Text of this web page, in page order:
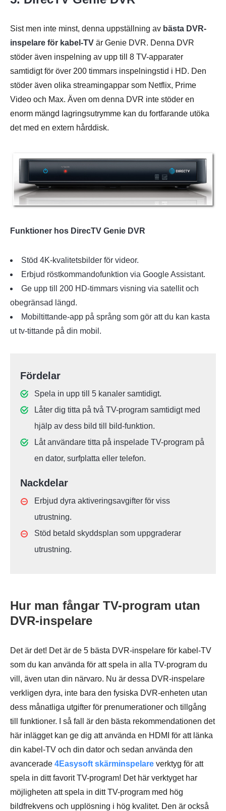
Sist men inte minst, denna uppställning av bästa DVR-
inspelare för kabel-TV är Genie DVR. Denna DVR
stöder även inspelning av upp till 8 TV-apparater
samtidigt för över 200 timmars inspelningstid i HD. Den
stöder även olika streamingappar som Netflix, Prime
Video och Max. Även om denna DVR inte stöder en
enorm mängd lagringsutrymme kan du fortfarande utöka
det med en extern hårddisk.
Funktioner hos DirecTV Genie DVR
Stöd 4K-kvalitetsbilder för videor.
Erbjud röstkommandofunktion via Google Assistant.
Ge upp till 200 HD-timmars visning via satellit och
obegränsad längd.
Mobiltittande-app på språng som gör att du kan kasta
ut tv-tittande på din mobil.
Fördelar
Spela in upp till 5 kanaler samtidigt.
Låter dig titta på två TV-program samtidigt med
hjälp av dess bild till bild-funktion.
Låt användare titta på inspelade TV-program på
en dator, surfplatta eller telefon.
Nackdelar
Erbjud dyra aktiveringsavgifter för viss
utrustning.
Stöd betald skyddsplan som uppgraderar
utrustning.
Hur man fångar TV-program utan
DVR-inspelare
Det är det! Det är de 5 bästa DVR-inspelare för kabel-TV
som du kan använda för att spela in alla TV-program du
vill, även utan din närvaro. Nu är dessa DVR-inspelare
verkligen dyra, inte bara den fysiska DVR-enheten utan
dess månatliga utgifter för prenumerationer och tillgång
till funktioner. I så fall är den bästa rekommendationen det
här inlägget kan ge dig att använda en HDMI för att länka
din kabel-TV och din dator och sedan använda den
avancerade 4Easysoft skärminspelare verktyg för att
spela in ditt favorit TV-program! Det här verktyget har
möjligheten att spela in ditt TV-program med hög
bildfrekvens och upplösning i hög kvalitet. Den är också